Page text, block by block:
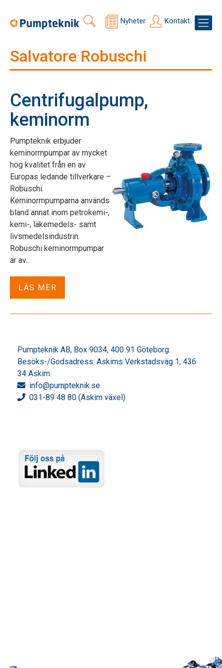
Nyheter Kontakt
Salvatore Robuschi
Centrifugalpump,
keminorm
Pumpteknik erbjuder
keminormpumpar av mycket
hög kvalitet från en av
Europas ledande tillverkare –
Robuschi.
Keminormpumparna används
bland annat inom petrokemi-,
kemi-, läkemedels- samt
livsmedelsindustrin.
Robuschi keminormpumpar
är av...
LÄS MER
Pumpteknik AB, Box 9034, 400 91 Göteborg.
Besöks-/Godsadress: Askims Verkstadsväg 1, 436
34 Askim.
info@pumpteknik.se
031-89 48 80 (Askim växel)